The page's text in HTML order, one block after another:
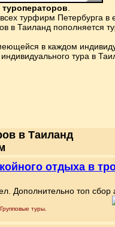
турфирм Петербурга в
в Таиланд пополняется
в каждом
тура в
в Таиланд
отдыха в
Дополнительно топ сбор
туры.